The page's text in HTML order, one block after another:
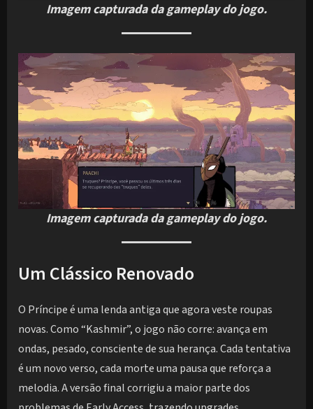
Imagem capturada da gameplay do jogo.
Imagem capturada da gameplay do jogo.
Um Clássico Renovado
O Príncipe é uma lenda antiga que agora veste roupas
novas. Como “Kashmir”, o jogo não corre: avança em
ondas, pesado, consciente de sua herança. Cada tentativa
é um novo verso, cada morte uma pausa que reforça a
melodia. A versão final corrigiu a maior parte dos